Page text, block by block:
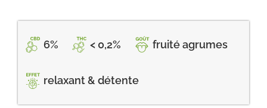
6% < 0,2% fruité agrumes
relaxant & détente